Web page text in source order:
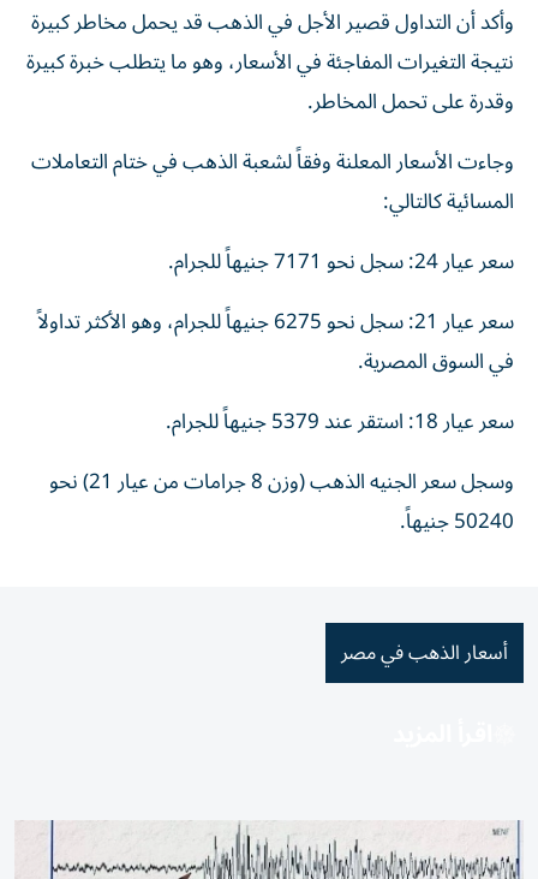
وأكد أن التداول قصير الأجل في الذهب قد يحمل مخاطر كبيرة
نتيجة التغيرات المفاجئة في الأسعار، وهو ما يتطلب خبرة كبيرة
وقدرة على تحمل المخاطر.
وجاءت الأسعار المعلنة وفقاً لشعبة الذهب في ختام التعاملات
المسائية كالتالي:
سعر عيار 24: سجل نحو 7171 جنيهاً للجرام.
سعر عيار 21: سجل نحو 6275 جنيهاً للجرام، وهو الأكثر تداولاً
في السوق المصرية.
سعر عيار 18: استقر عند 5379 جنيهاً للجرام.
وسجل سعر الجنيه الذهب (وزن 8 جرامات من عيار 21) نحو
50240 جنيهاً.
أسعار الذهب في مصر